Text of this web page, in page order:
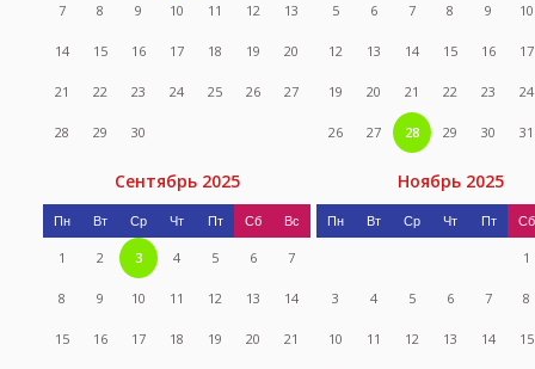
7 8 9 10 11 12 13
14 15 16 17 18 19 20
21 22 23 24 25 26 27
28 29 30
5 6 7 8 9 10
12 13 14 15 16 17
19 20 21 22 23 24
26 27 28 29 30 31
Сентябрь 2025
Пн Вт Ср Чт Пт Сб Вс
1 2 3 4 5 6 7
8 9 10 11 12 13 14
15 16 17 18 19 20 21
Ноябрь 2025
Пн Вт Ср Чт Пт Сб
1
3 4 5 6 7 8
10 11 12 13 14 15